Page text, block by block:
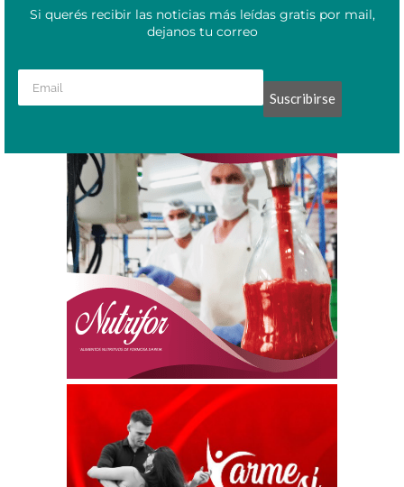
Si querés recibir las noticias más leídas gratis por mail,
dejanos tu correo
Suscribirse